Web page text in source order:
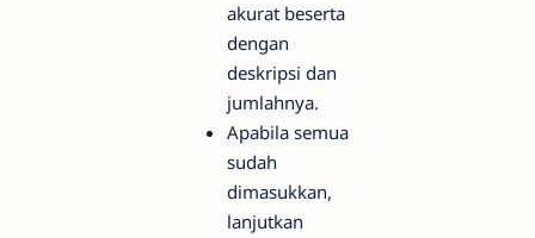
akurat beserta
dengan
deskripsi dan
jumlahnya.
Apabila semua
sudah
dimasukkan,
lanjutkan